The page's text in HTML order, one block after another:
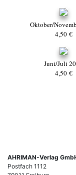
Oktober/
4,50 €
Juni/Juli
4,50 €
AHRIMAN-Verlag
Postfach 1112